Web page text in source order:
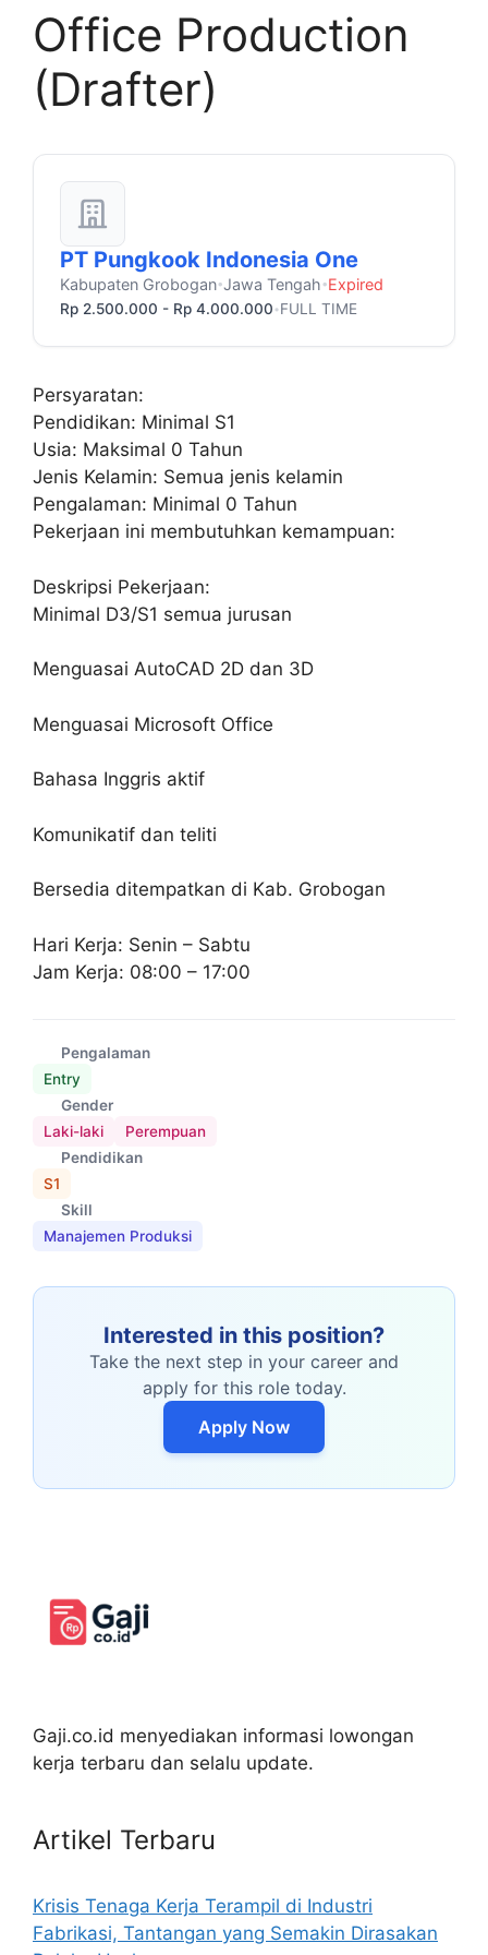
Office Production
(Drafter)
PT Pungkook Indonesia One
Kabupaten Grobogan•Jawa Tengah•Expired
Rp 2.500.000 - Rp 4.000.000 •FULL TIME
Persyaratan:
Pendidikan: Minimal S1
Usia: Maksimal 0 Tahun
Jenis Kelamin: Semua jenis kelamin
Pengalaman: Minimal 0 Tahun
Pekerjaan ini membutuhkan kemampuan:
Deskripsi Pekerjaan:
Minimal D3/S1 semua jurusan
Menguasai AutoCAD 2D dan 3D
Menguasai Microsoft Office
Bahasa Inggris aktif
Komunikatif dan teliti
Bersedia ditempatkan di Kab. Grobogan
Hari Kerja: Senin – Sabtu
Jam Kerja: 08:00 – 17:00
Pengalaman
Entry
Gender
Laki-laki
Perempuan
Pendidikan
S1
Skill
Manajemen Produksi
Interested in this position?
Take the next step in your career and
apply for this role today.
Apply Now
Gaji.co.id menyediakan informasi lowongan
kerja terbaru dan selalu update.
Artikel Terbaru
Krisis Tenaga Kerja Terampil di Industri
Fabrikasi, Tantangan yang Semakin Dirasakan